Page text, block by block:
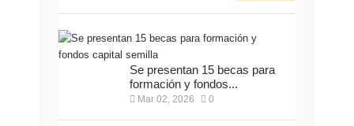
Se presentan 15 becas para
formación y fondos...
Mar 02, 2026 0